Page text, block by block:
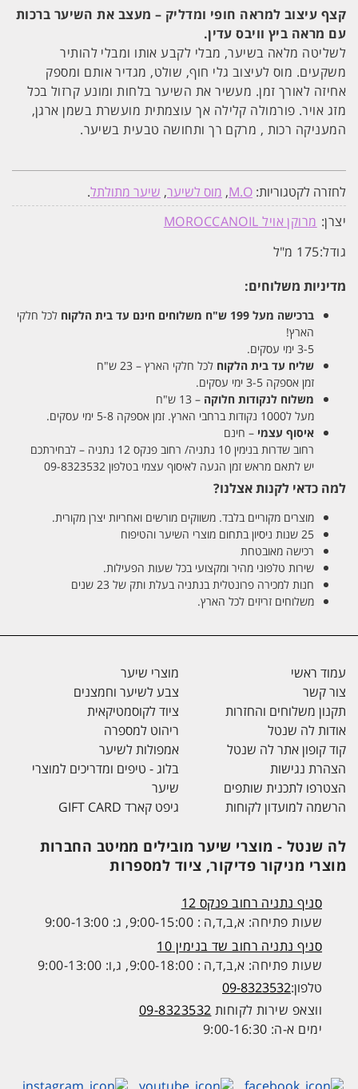
קצף עיצוב למראה חופי ומדליק – מעצב את השיער ברכות
עם מראה ביץ וויבס עדין.
לשליטה מלאה בשיער, מבלי לקבע אותו ומבלי להותיר
משקעים. מוס לעיצוב גלי חוף, שולט, מגדיר אותם ומספק
אחיזה לאורך זמן. מעשיר את השיער בלחות ומונע קרזול בכל
מזג אויר. פורמולה קלילה אך עוצמתית מועשרת בשמן ארגן,
המעניקה רכות , מרקם רך ותחושה טבעית בשיער.
לחזרה לקטגוריות: M.O
, מוס לשיער, שיער מתולתל.
יצרן: מרוקן אויל MOROCCANOIL
גודל:175 מ"ל
מדיניות משלוחים:
ברכישה מעל 199 ש"ח משלוחים חינם עד בית הלקוח לכל חלקי
הארץ!
3-5 ימי עסקים.
שליח עד בית הלקוח לכל חלקי הארץ – 23 ש"ח
זמן אספקה 3-5 ימי עסקים.
משלוח לנקודות חלוקה – 13 ש"ח
מעל ל1000 נקודות ברחבי הארץ. זמן אספקה 5-8 ימי עסקים.
איסוף עצמי – חינם
רחוב שדרות בנימין 10 נתניה/ רחוב פנקס 12 נתניה – לבחירתכם
יש לתאם מראש זמן הגעה לאיסוף עצמי בטלפון 09-8323532
למה כדאי לקנות אצלנו?
מוצרים מקוריים בלבד. משווקים מורשים ואחריות יצרן מקורית.
25 שנות ניסיון בתחום מוצרי השיער והטיפוח
רכישה מאובטחת
שירות טלפוני מהיר ומקצועי בכל שעות הפעילות.
חנות למכירה פרונטלית בנתניה בעלת ותק של 23 שנים
משלוחים זריזים לכל הארץ.
עמוד ראשי
צור קשר
תקנון משלוחים והחזרות
אודות לה שנטל
קוד קופון אתר לה שנטל
הצהרת נגישות
הצטרפו לתכנית שותפים
הרשמה למועדון לקוחות
מוצרי שיער
צבע לשיער וחמצנים
ציוד לקוסמטיקאית
ריהוט למספרה
אמפולות לשיער
בלוג - טיפים ומדריכים למוצרי
שיער
גיפט קארד GIFT CARD
לה שנטל - מוצרי שיער מובילים ממיטב החברות
מוצרי מניקור פדיקור, ציוד למספרות
סניף נתניה רחוב פנקס 12
שעות פתיחה: א,ב,ד,ה : 9:00-15:00, ג: 9:00-13:00
סניף נתניה רחוב שד בנימין 10
שעות פתיחה: א,ב,ד,ה : 9:00-18:00, ג,ו: 9:00-13:00
טלפון:09-8323532
ווצאפ שירות לקוחות 09-8323532
ימים א-ה: 9:00-16:30